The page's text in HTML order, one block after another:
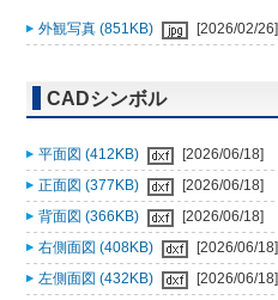
外観写真 (851KB) [2026/02/26]
CADシンボル
平面図 (412KB)
[2026/06/18]
正面図 (377KB)
[2026/06/18]
背面図 (366KB)
[2026/06/18]
右側面図 (408KB)
[2026/06/18]
左側面図 (432KB)
[2026/06/18]